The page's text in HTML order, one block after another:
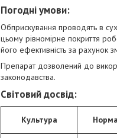
Погодні умови:
Обприскування проводять в
цьому рівномірне покриття
його ефективність за рахунок
Препарат дозволений до
законодавства.
Світовий досвід:
Культура